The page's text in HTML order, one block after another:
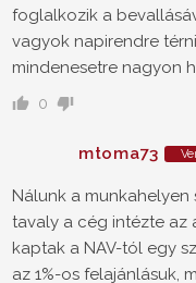
foglalkozik a
vagyok napirendre
mindenesetre nagyon
0
mtoma73
Nálunk a
tavaly a cég intézte az
kaptak a NAV-tól egy
az 1%-os felajánlásuk,